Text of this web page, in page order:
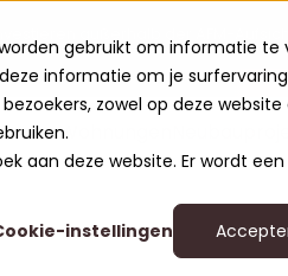
gebruikt om informatie
informatie om je
zowel op deze
aan deze website. Er wordt
instellingen
außerhalb der AFM-
Sie zuclofers.com
Wohnungen